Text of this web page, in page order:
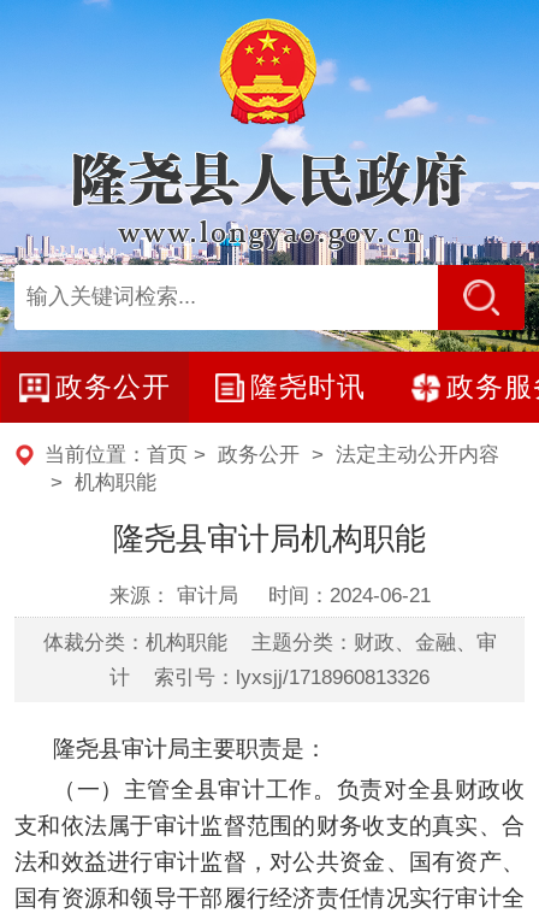
政务公开 隆尧时讯 政务服
当前位置： 首页 > 政务公开> 法定主动公开内容
> 机构职能
隆尧县审计局机构职能
来源： 审计局 时间：2024-06-21
体裁分类：机构职能 主题分类：财政、金融、审
计 索引号：lyxsjj/1718960813326
隆尧县审计局主要职责是：
（一）主管全县审计工作。负责对全县财政收
支和依法属于审计监督范围的财务收支的真实、合
法和效益进行审计监督，对公共资金、国有资产、
国有资源和领导干部履行经济责任情况实行审计全